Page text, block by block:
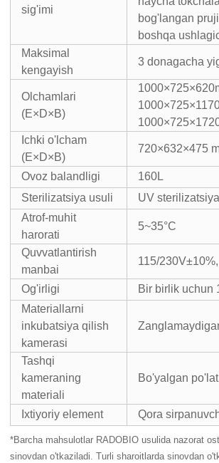
sig'imi
bog'langan
boshqa
Maksimal
kengayish
3 donagacha
Olchamlari
(E×D×B)
Ichki o'lcham
(E×D×B)
720×632×475
Ovoz balandligi
160L
Sterilizatsiya usuli
UV
Atrof-muhit
harorati
5~35°C
Quvvatlantirish
manbai
115/
Og'irligi
Bir birlik uchun
Materiallarni
inkubatsiya qilish
kamerasi
Tashqi
kameraning
materiali
Bo'yalgan po'lat
Ixtiyoriy element Qora
*Barcha mahsulotlar RADOBIO usulida nazorat
sinovdan o'tkaziladi. Turli sharoitlarda sinovdan